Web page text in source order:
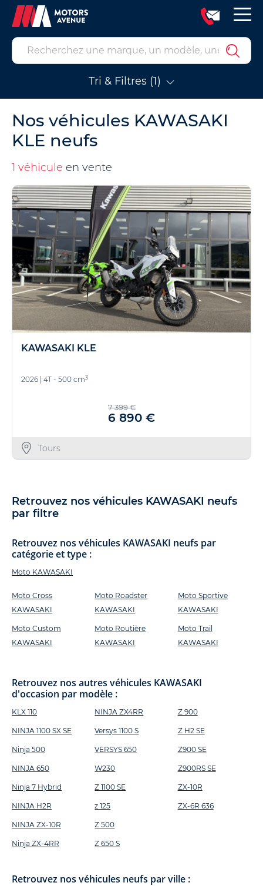
Tri & Filtres (1)
Nos véhicules KAWASAKI
KLE neufs
1 véhicule en vente
KAWASAKI KLE
2026 4T - 500 cm3
7 399 €
6 890 €
Tours
Retrouvez nos véhicules KAWASAKI neufs
par filtre
Retrouvez nos véhicules KAWASAKI neufs par
catégorie et type :
Moto KAWASAKI
Moto Cross
KAWASAKI
Moto Custom
KAWASAKI
Moto Roadster
KAWASAKI
Moto Routière
KAWASAKI
Moto Sportive
KAWASAKI
Moto Trail
KAWASAKI
Retrouvez nos autres véhicules KAWASAKI
d'occasion par modèle :
KLX 110
NINJA 1100 SX SE
Ninja 500
NINJA 650
Ninja 7 Hybrid
NINJA H2R
NINJA ZX-10R
Ninja ZX-4RR
NINJA ZX4RR
Versys 1100 S
VERSYS 650
W230
Z 1100 SE
z 125
Z 500
Z 650 S
Z 900
Z H2 SE
Z900 SE
Z900RS SE
ZX-10R
ZX-6R 636
Retrouvez nos véhicules neufs par ville :